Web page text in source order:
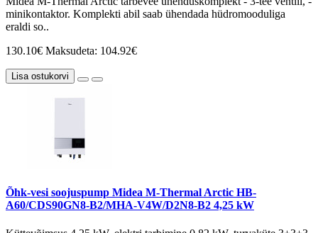
minikontaktor. Komplekti abil saab ühendada hüdromooduliga
eraldi so..
130.10€ Maksudeta: 104.92€
Lisa ostukorvi
Õhk-vesi soojuspump Midea M-Thermal Arctic HB-
A60/CDS90GN8-B2/MHA-V4W/D2N8-B2 4,25 kW